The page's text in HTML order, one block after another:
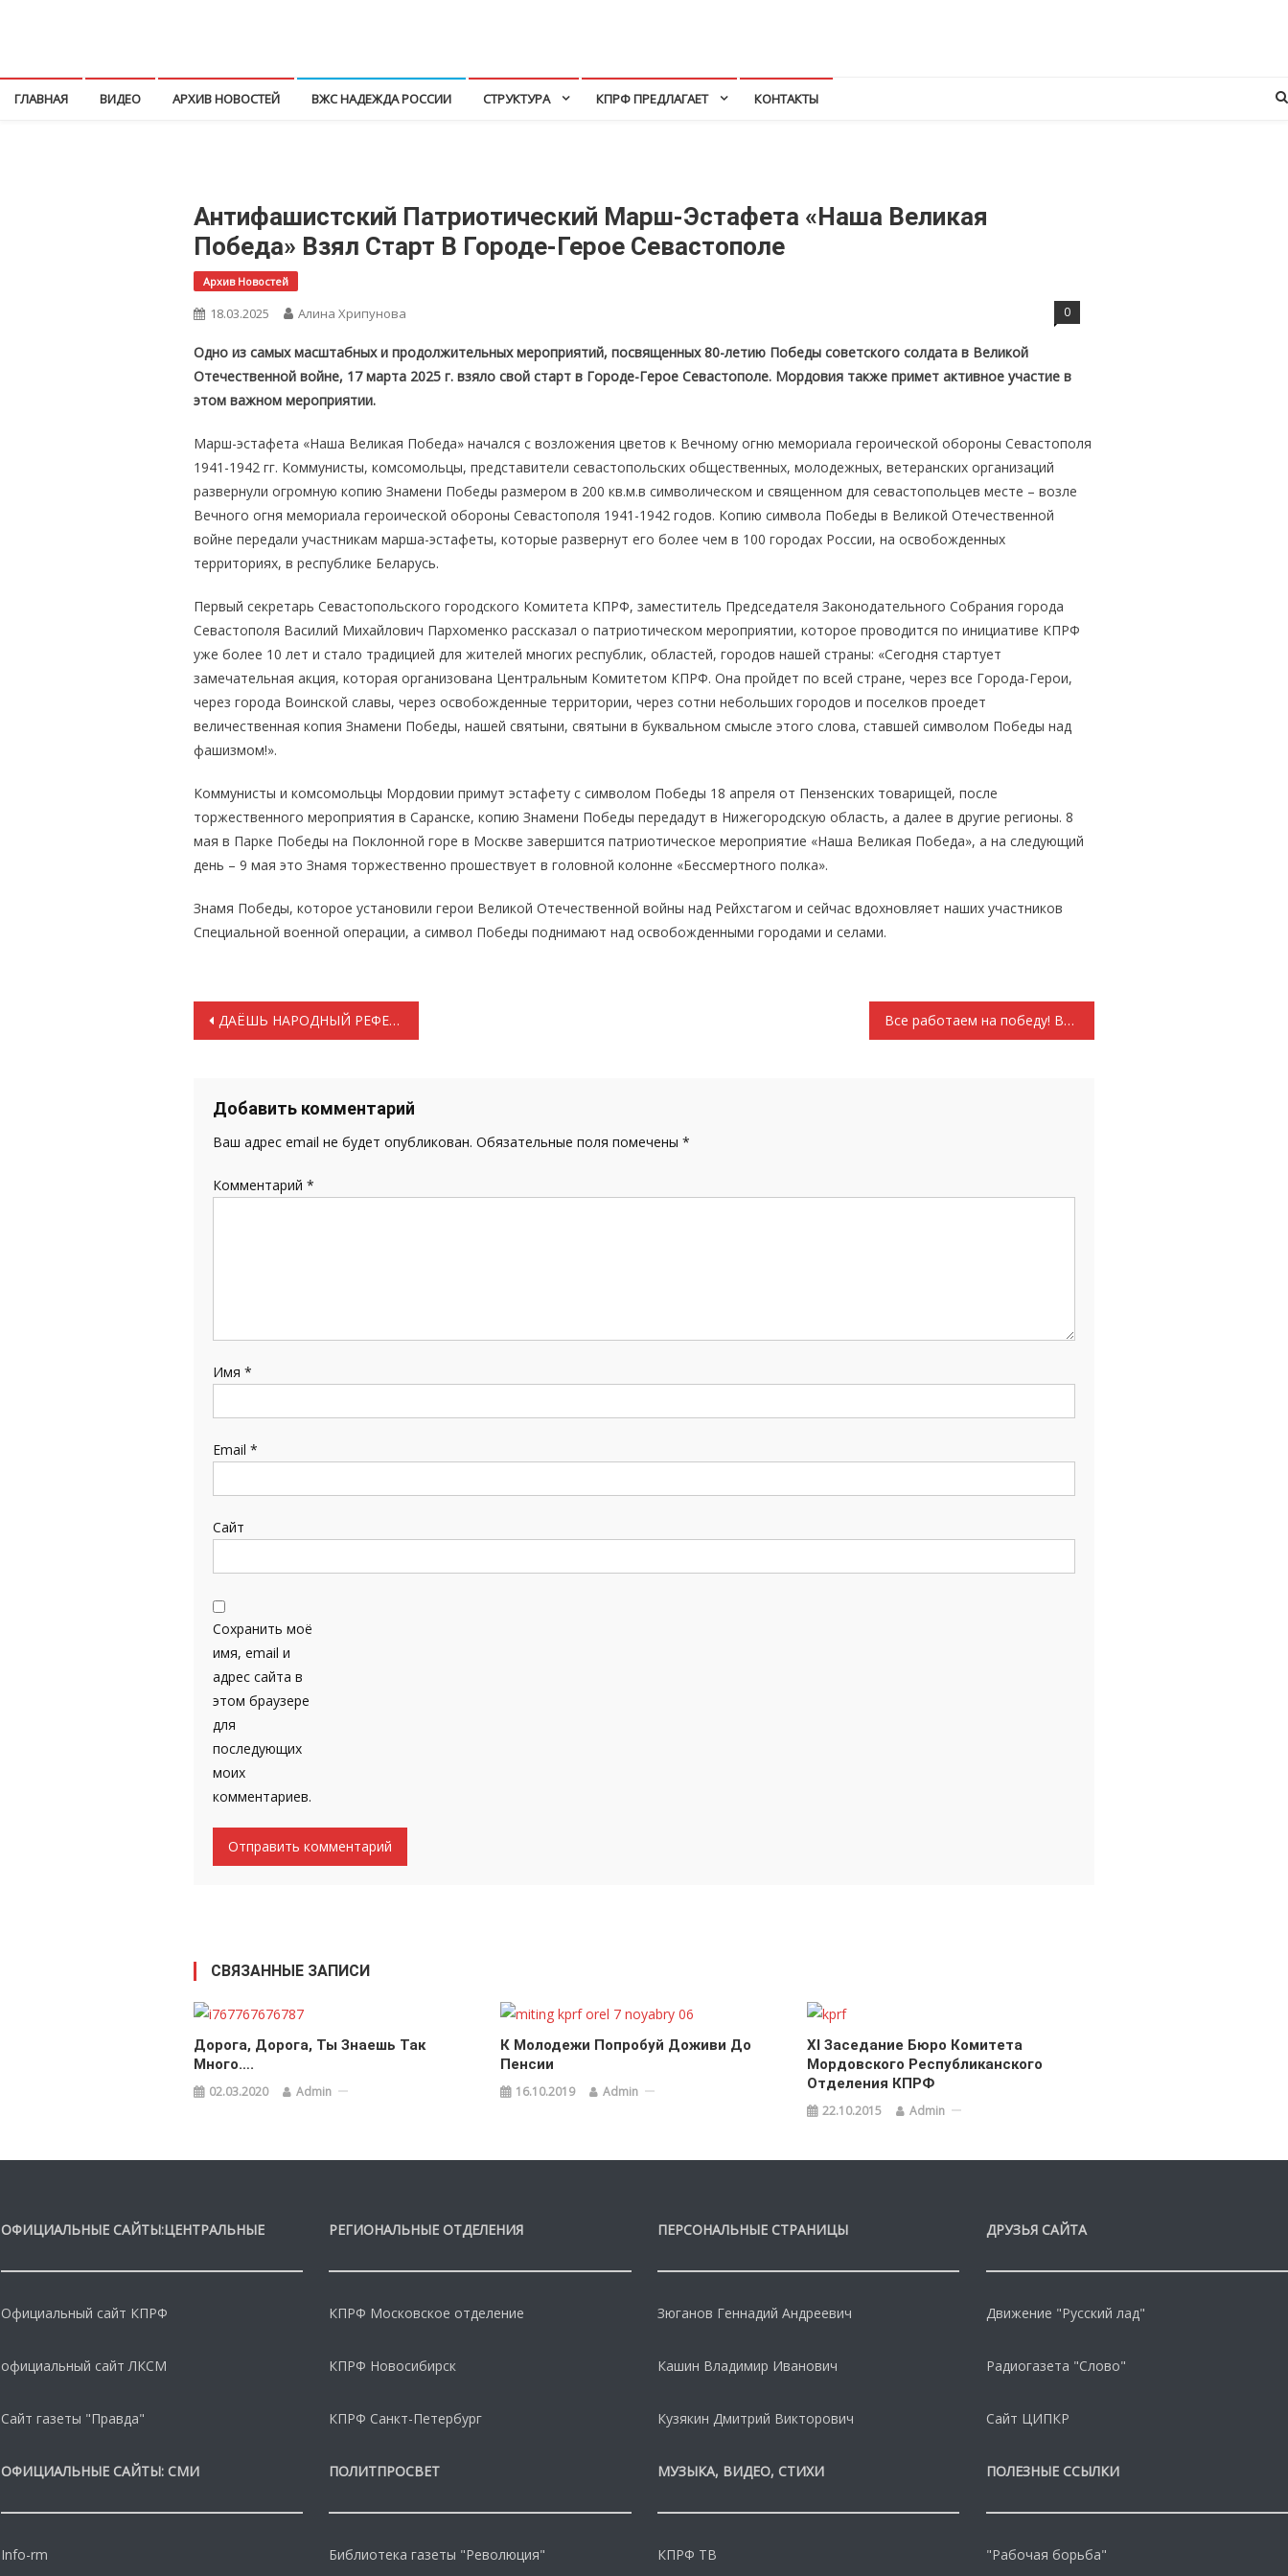
ГЛАВНАЯ ВИДЕО АРХИВ НОВОСТЕЙ ВЖС НАДЕЖДА РОССИИ СТРУКТУРА КПРФ ПРЕДЛАГАЕТ КОНТАКТЫ
Антифашистский Патриотический Марш-Эстафета «Наша Великая
Победа» Взял Старт В Городе-Герое Севастополе
Архив Новостей
18.03.2025 Алина Хрипунова 0
Одно из самых масштабных и продолжительных мероприятий, посвященных 80-летию Победы советского солдата в Великой
Отечественной войне, 17 марта 2025 г. взяло свой старт в Городе-Герое Севастополе. Мордовия также примет активное участие в
этом важном мероприятии.
Марш-эстафета «Наша Великая Победа» начался с возложения цветов к Вечному огню мемориала героической обороны Севастополя
1941-1942 гг. Коммунисты, комсомольцы, представители севастопольских общественных, молодежных, ветеранских организаций
развернули огромную копию Знамени Победы размером в 200 кв.м.в символическом и священном для севастопольцев месте – возле
Вечного огня мемориала героической обороны Севастополя 1941-1942 годов. Копию символа Победы в Великой Отечественной
войне передали участникам марша-эстафеты, которые развернут его более чем в 100 городах России, на освобожденных
территориях, в республике Беларусь.
Первый секретарь Севастопольского городского Комитета КПРФ, заместитель Председателя Законодательного Собрания города
Севастополя Василий Михайлович Пархоменко рассказал о патриотическом мероприятии, которое проводится по инициативе КПРФ
уже более 10 лет и стало традицией для жителей многих республик, областей, городов нашей страны: «Сегодня стартует
замечательная акция, которая организована Центральным Комитетом КПРФ. Она пройдет по всей стране, через все Города-Герои,
через города Воинской славы, через освобожденные территории, через сотни небольших городов и поселков проедет
величественная копия Знамени Победы, нашей святыни, святыни в буквальном смысле этого слова, ставшей символом Победы над
фашизмом!».
Коммунисты и комсомольцы Мордовии примут эстафету с символом Победы 18 апреля от Пензенских товарищей, после
торжественного мероприятия в Саранске, копию Знамени Победы передадут в Нижегородскую область, а далее в другие регионы. 8
мая в Парке Победы на Поклонной горе в Москве завершится патриотическое мероприятие «Наша Великая Победа», а на следующий
день – 9 мая это Знамя торжественно прошествует в головной колонне «Бессмертного полка».
Знамя Победы, которое установили герои Великой Отечественной войны над Рейхстагом и сейчас вдохновляет наших участников
Специальной военной операции, а символ Победы поднимают над освобожденными городами и селами.
Навигация
записям
ДАЁШЬ НАРОДНЫЙ РЕФЕРЕНДУМ! Все работаем на победу! Выступление Председателя ЦК КПРФ Г. А. Зюганова на встрече с Председателем Правительства РФ М. В. Мишустиным
Добавить комментарий
Ваш адрес email не будет опубликован. Обязательные поля помечены *
Комментарий *
Имя *
Email *
Сайт
Сохранить моё
имя, email и
адрес сайта в
этом браузере
для
последующих
моих
комментариев.
СВЯЗАННЫЕ ЗАПИСИ
Дорога, Дорога, Ты Знаешь Так
Много….
02.03.2020 Admin
К Молодежи Попробуй Доживи До
Пенсии
16.10.2019 Admin
XI Заседание Бюро Комитета
Мордовского Республиканского
Отделения КПРФ
22.10.2015 Admin
ОФИЦИАЛЬНЫЕ САЙТЫ:ЦЕНТРАЛЬНЫЕ
Официальный сайт КПРФ
официальный сайт ЛКСМ
Сайт газеты "Правда"
ОФИЦИАЛЬНЫЕ САЙТЫ: СМИ
Info-rm
РЕГИОНАЛЬНЫЕ ОТДЕЛЕНИЯ
КПРФ Московское отделение
КПРФ Новосибирск
КПРФ Санкт-Петербург
ПОЛИТПРОСВЕТ
Библиотека газеты "Революция"
ПЕРСОНАЛЬНЫЕ СТРАНИЦЫ
Зюганов Геннадий Андреевич
Кашин Владимир Иванович
Кузякин Дмитрий Викторович
МУЗЫКА, ВИДЕО, СТИХИ
КПРФ ТВ
ДРУЗЬЯ САЙТА
Движение "Русский лад"
Радиогазета "Слово"
Сайт ЦИПКР
ПОЛЕЗНЫЕ ССЫЛКИ
"Рабочая борьба"